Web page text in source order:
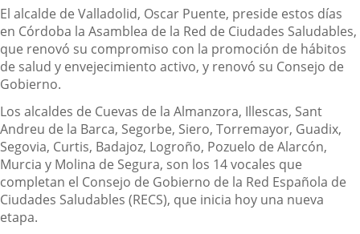
Descripción
El alcalde de Valladolid, Oscar Puente, preside estos días
en Córdoba la Asamblea de la Red de Ciudades Saludables,
que renovó su compromiso con la promoción de hábitos
de salud y envejecimiento activo, y renovó su Consejo de
Gobierno.
Los alcaldes de Cuevas de la Almanzora, Illescas, Sant
Andreu de la Barca, Segorbe, Siero, Torremayor, Guadix,
Segovia, Curtis, Badajoz, Logroño, Pozuelo de Alarcón,
Murcia y Molina de Segura, son los 14 vocales que
completan el Consejo de Gobierno de la Red Española de
Ciudades Saludables (RECS), que inicia hoy una nueva
etapa.